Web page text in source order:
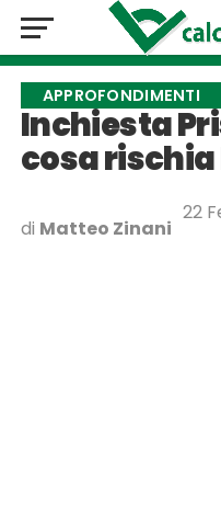
APPROFONDIMENTI
Inchiesta
cosa
di Matteo Zinani
22